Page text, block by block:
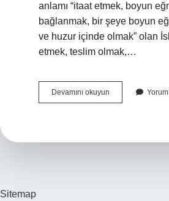
anlamı “itaat etmek, boyun
bağlanmak, bir şeye boyun
ve huzur içinde olmak” olan
etmek, teslim olmak,…
Devamını okuyun
Inanç
Yorum
Sitemap